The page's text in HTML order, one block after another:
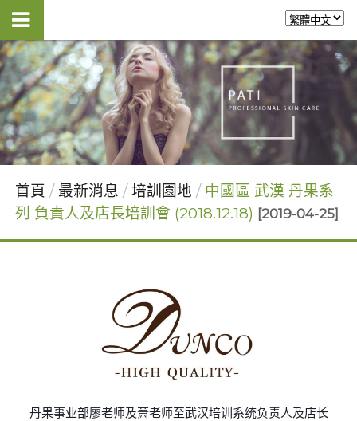
首頁 最新消息 培訓園地
中國區 武漢 丹果系
列 負責人及店長培訓會 (2018.12.18) [2019-04-25]
丹果事业部廖老师及萧老师至武汉培训系统负责人及店长